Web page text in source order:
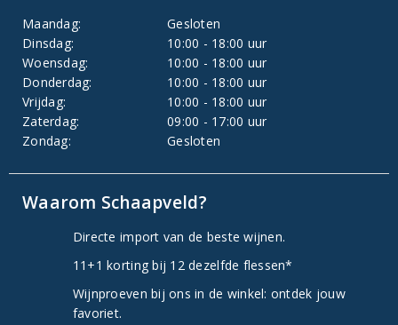
Maandag:
Gesloten
Dinsdag:
10:00 - 18:00 uur
Woensdag:
10:00 - 18:00 uur
Donderdag:
10:00 - 18:00 uur
Vrijdag:
10:00 - 18:00 uur
Zaterdag:
09:00 - 17:00 uur
Zondag:
Gesloten
Waarom Schaapveld?
Directe import van de beste wijnen.
11+1 korting bij 12 dezelfde flessen*
Wijnproeven bij ons in de winkel: ontdek jouw
favoriet.